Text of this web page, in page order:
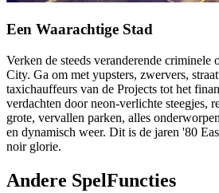
Een Waarachtige Stad
Verken de steeds veranderende criminele
City. Ga om met yupsters, zwervers,
taxichauffeurs van de Projects tot het
verdachten door neon-verlichte steegjes,
grote, vervallen parken, alles
en dynamisch weer. Dit is de jaren '80
noir glorie.
Andere SpelFuncties